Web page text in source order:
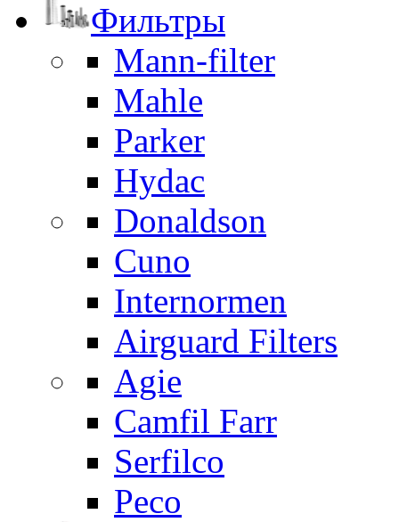
Фильтры
Mann-filter
Mahle
Parker
Hydac
Donaldson
Cuno
Internormen
Airguard Filters
Agie
Camfil Farr
Serfilco
Peco